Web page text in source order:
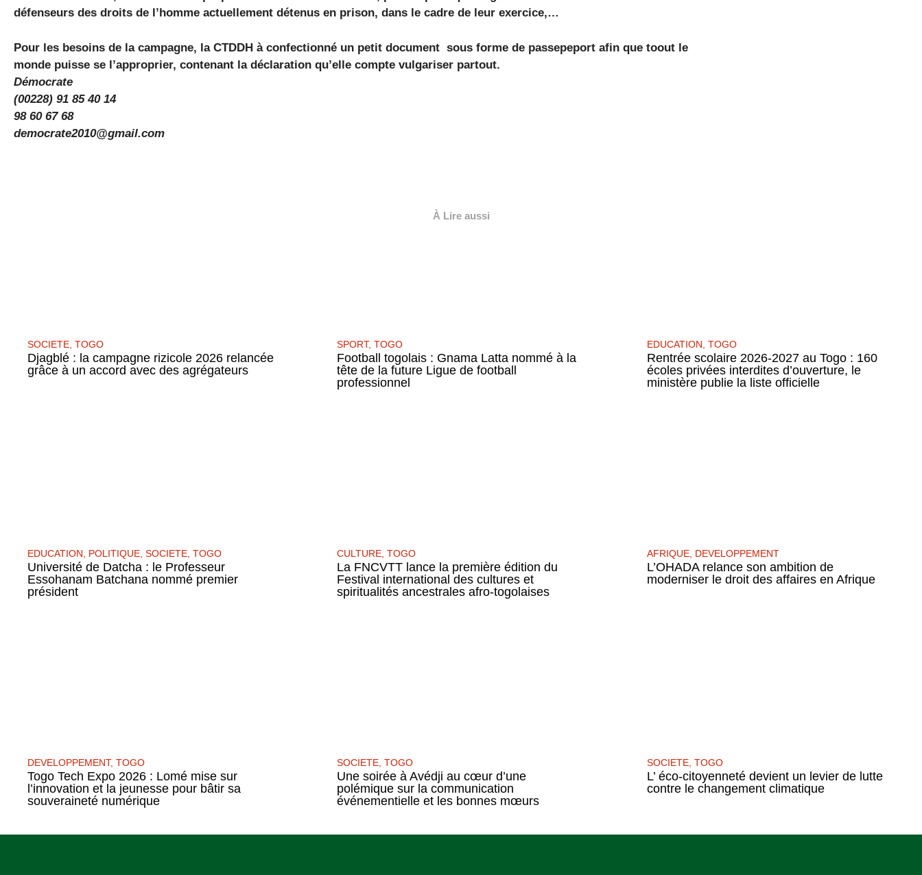
défenseurs des droits de l’homme actuellement détenus en prison, dans le cadre de leur exercice,…
Pour les besoins de la campagne, la CTDDH à confectionné un petit document sous forme de passepeport afin que toout le
monde puisse se l’approprier, contenant la déclaration qu’elle compte vulgariser partout.
Démocrate
(00228) 91 85 40 14
98 60 67 68
democrate2010@gmail.com
À Lire aussi
SOCIETE TOGO
Djagblé : la campagne rizicole 2026 relancée
grâce à un accord avec des agrégateurs
SPORT,TOGO
Football togolais : Gnama Latta nommé à la
tête de la future Ligue de football
professionnel
EDUCATION TOGO
Rentrée scolaire 2026-2027 au Togo : 160
écoles privées interdites d’ouverture, le
ministère publie la liste officielle
EDUCATION POLITIQUE SOCIETE TOGO
Université de Datcha : le Professeur
Essohanam Batchana nommé premier
président
CULTURE ,TOGO
La FNCVTT lance la première édition du
Festival international des cultures et
spiritualités ancestrales afro-togolaises
AFRIQUE, DEVELOPPEMENT
L’OHADA relance son ambition de
moderniser le droit des affaires en Afrique
DEVELOPPEMENT, TOGO
Togo Tech Expo 2026 : Lomé mise sur
l’innovation et la jeunesse pour bâtir sa
souveraineté numérique
SOCIETE ,TOGO
Une soirée à Avédji au cœur d’une
polémique sur la communication
événementielle et les bonnes mœurs
SOCIETE, TOGO
L’ éco-citoyenneté devient un levier de lutte
contre le changement climatique